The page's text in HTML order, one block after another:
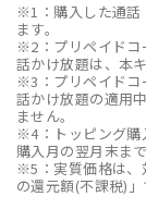
※1：購入した通話
ます。
※2：プリペイドコ
話かけ放題は、本
※3：プリペイドコ
話かけ放題の適用
ません。
※4：トッピング購
購入月の翌月末ま
※5：実質価格は、
の還元額(不課税)」